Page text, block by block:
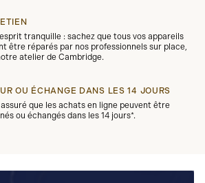
tranquille : sachez que tous vos appareils
être réparés par nos professionnels sur place,
atelier de Cambridge.
OU ÉCHANGE DANS LES 14 JOURS
que les achats en ligne peuvent être
ou échangés dans les 14 jours*.